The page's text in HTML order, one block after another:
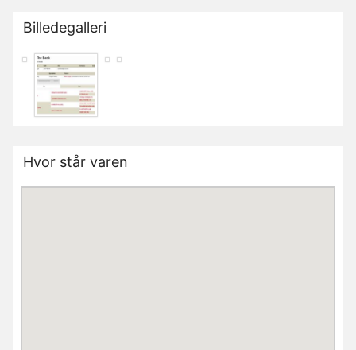
Billedegalleri
Hvor står varen